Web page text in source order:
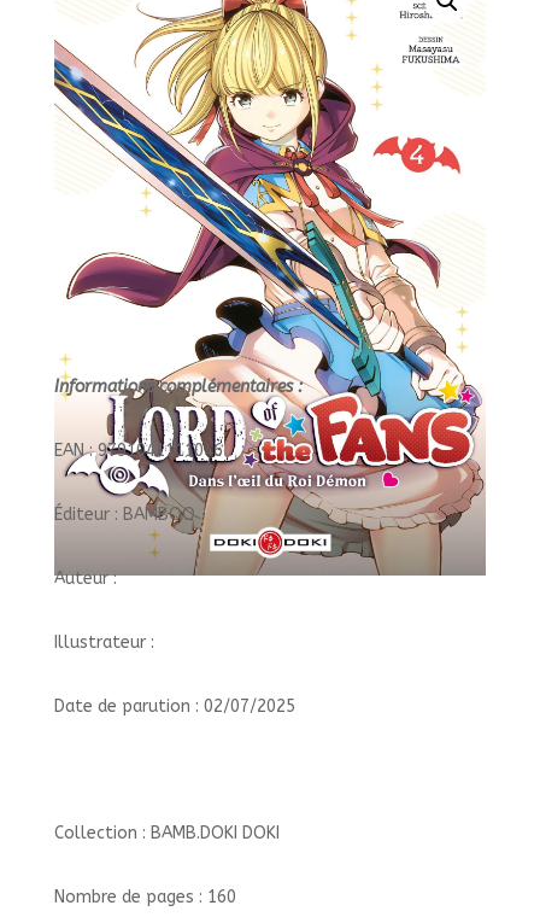
04/4/BAMB.DOKI
DOKI/BAMBOO/LORD
OF
THE
FANS
Informations complémentaires :
EAN : 9791041111046
Éditeur : BAMBOO
Auteur :
Illustrateur :
Date de parution : 02/07/2025
Collection : BAMB.DOKI DOKI
Nombre de pages : 160